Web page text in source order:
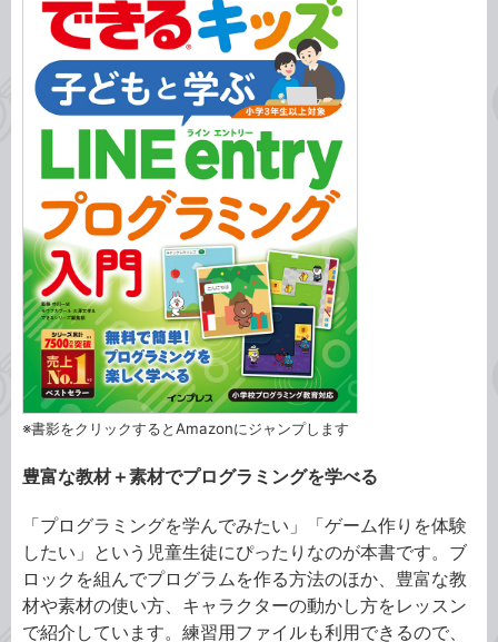
※書影をクリックするとAmazonにジャンプします
豊富な教材＋素材でプログラミングを学べる
「プログラミングを学んでみたい」「ゲーム作りを体験
したい」という児童生徒にぴったりなのが本書です。ブ
ロックを組んでプログラムを作る方法のほか、豊富な教
材や素材の使い方、キャラクターの動かし方をレッスン
で紹介しています。練習用ファイルも利用できるので、